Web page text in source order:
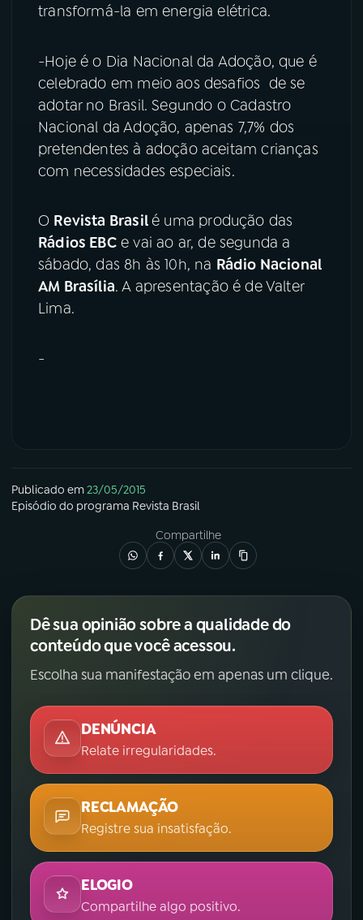
transformá-la em energia elétrica.
-Hoje é o Dia Nacional da Adoção, que é
celebrado em meio aos desafios de se
adotar no Brasil. Segundo o Cadastro
Nacional da Adoção, apenas 7,7% dos
pretendentes à adoção aceitam crianças
com necessidades especiais.
O Revista Brasilé uma produção das
Rádios EBCe vai ao ar, de segunda a
sábado, das 8h às 10h, na Rádio Nacional
AM Brasília. A apresentação é de Valter
Lima.
-
Publicado em23/05/2015
Episódio do programa Revista Brasil
Compartilhe
Dê sua opinião sobre a qualidade do
conteúdo que você acessou.
Escolha sua manifestação em apenas um clique.
DENÚNCIA
Relate irregularidades.
RECLAMAÇÃO
Registre sua insatisfação.
ELOGIO
Compartilhe algo positivo.